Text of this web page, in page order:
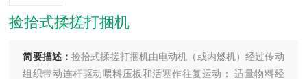
捡拾式揉搓打捆机
简要描述：捡拾式揉搓打捆机由电动机（或内燃机）经过传动
组织带动连杆驱动喂料压板和活塞作往复运动； 适量物料经